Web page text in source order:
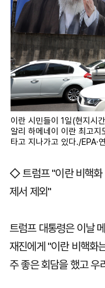
이란 시민들이 1일(현지시
알리 하메네이 이란 최고
타고 지나가고 있다./EPA·
◇ 트럼프 "이란 비핵화
제서 제외"
트럼프 대통령은 이날
재진에게 "이란 비핵화
주 좋은 회담을 했고 우